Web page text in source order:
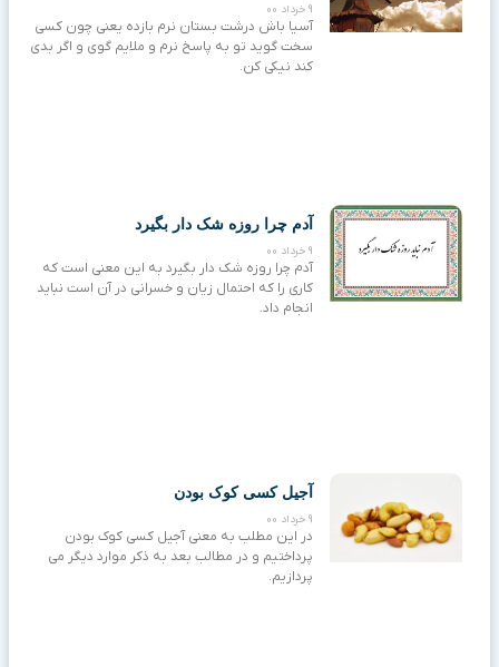
9 خرداد 00
آسیا باش درشت بستان نرم بازده یعنی چون کسی
سخت گوید تو به پاسخ نرم و ملایم گوی و اگر بدی
کند نیکی کن.
آدم چرا روزه شک دار بگیرد
9 خرداد 00
آدم چرا روزه شک دار بگیرد به این معنی است که
کاری را که احتمال زیان و خسرانی در آن است نباید
انجام داد.
آجیل کسی کوک بودن
9 خرداد 00
در این مطلب به معنی آجیل کسی کوک بودن
پرداختیم و در مطالب بعد به ذکر موارد دیگر می
پردازیم.